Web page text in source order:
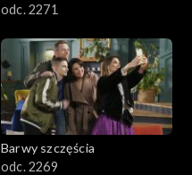
odc. 2271
Barwy szczęścia
odc. 2269